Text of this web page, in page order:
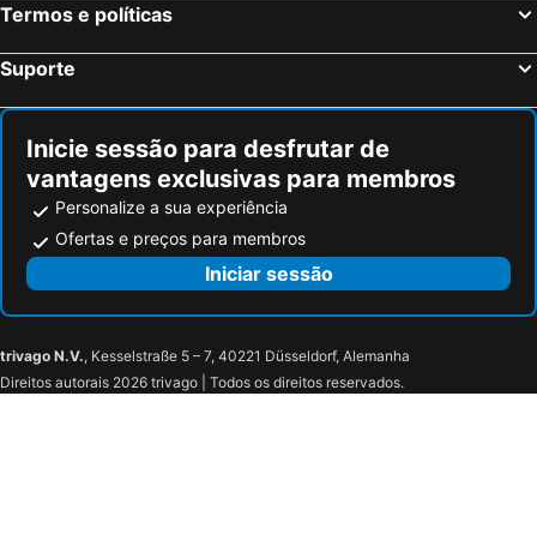
Termos e políticas
Suporte
Inicie sessão para desfrutar de
vantagens exclusivas para membros
Personalize a sua experiência
Ofertas e preços para membros
Iniciar sessão
trivago N.V., Kesselstraße 5 – 7, 40221 Düsseldorf, Alemanha
Direitos autorais 2026 trivago | Todos os direitos reservados.